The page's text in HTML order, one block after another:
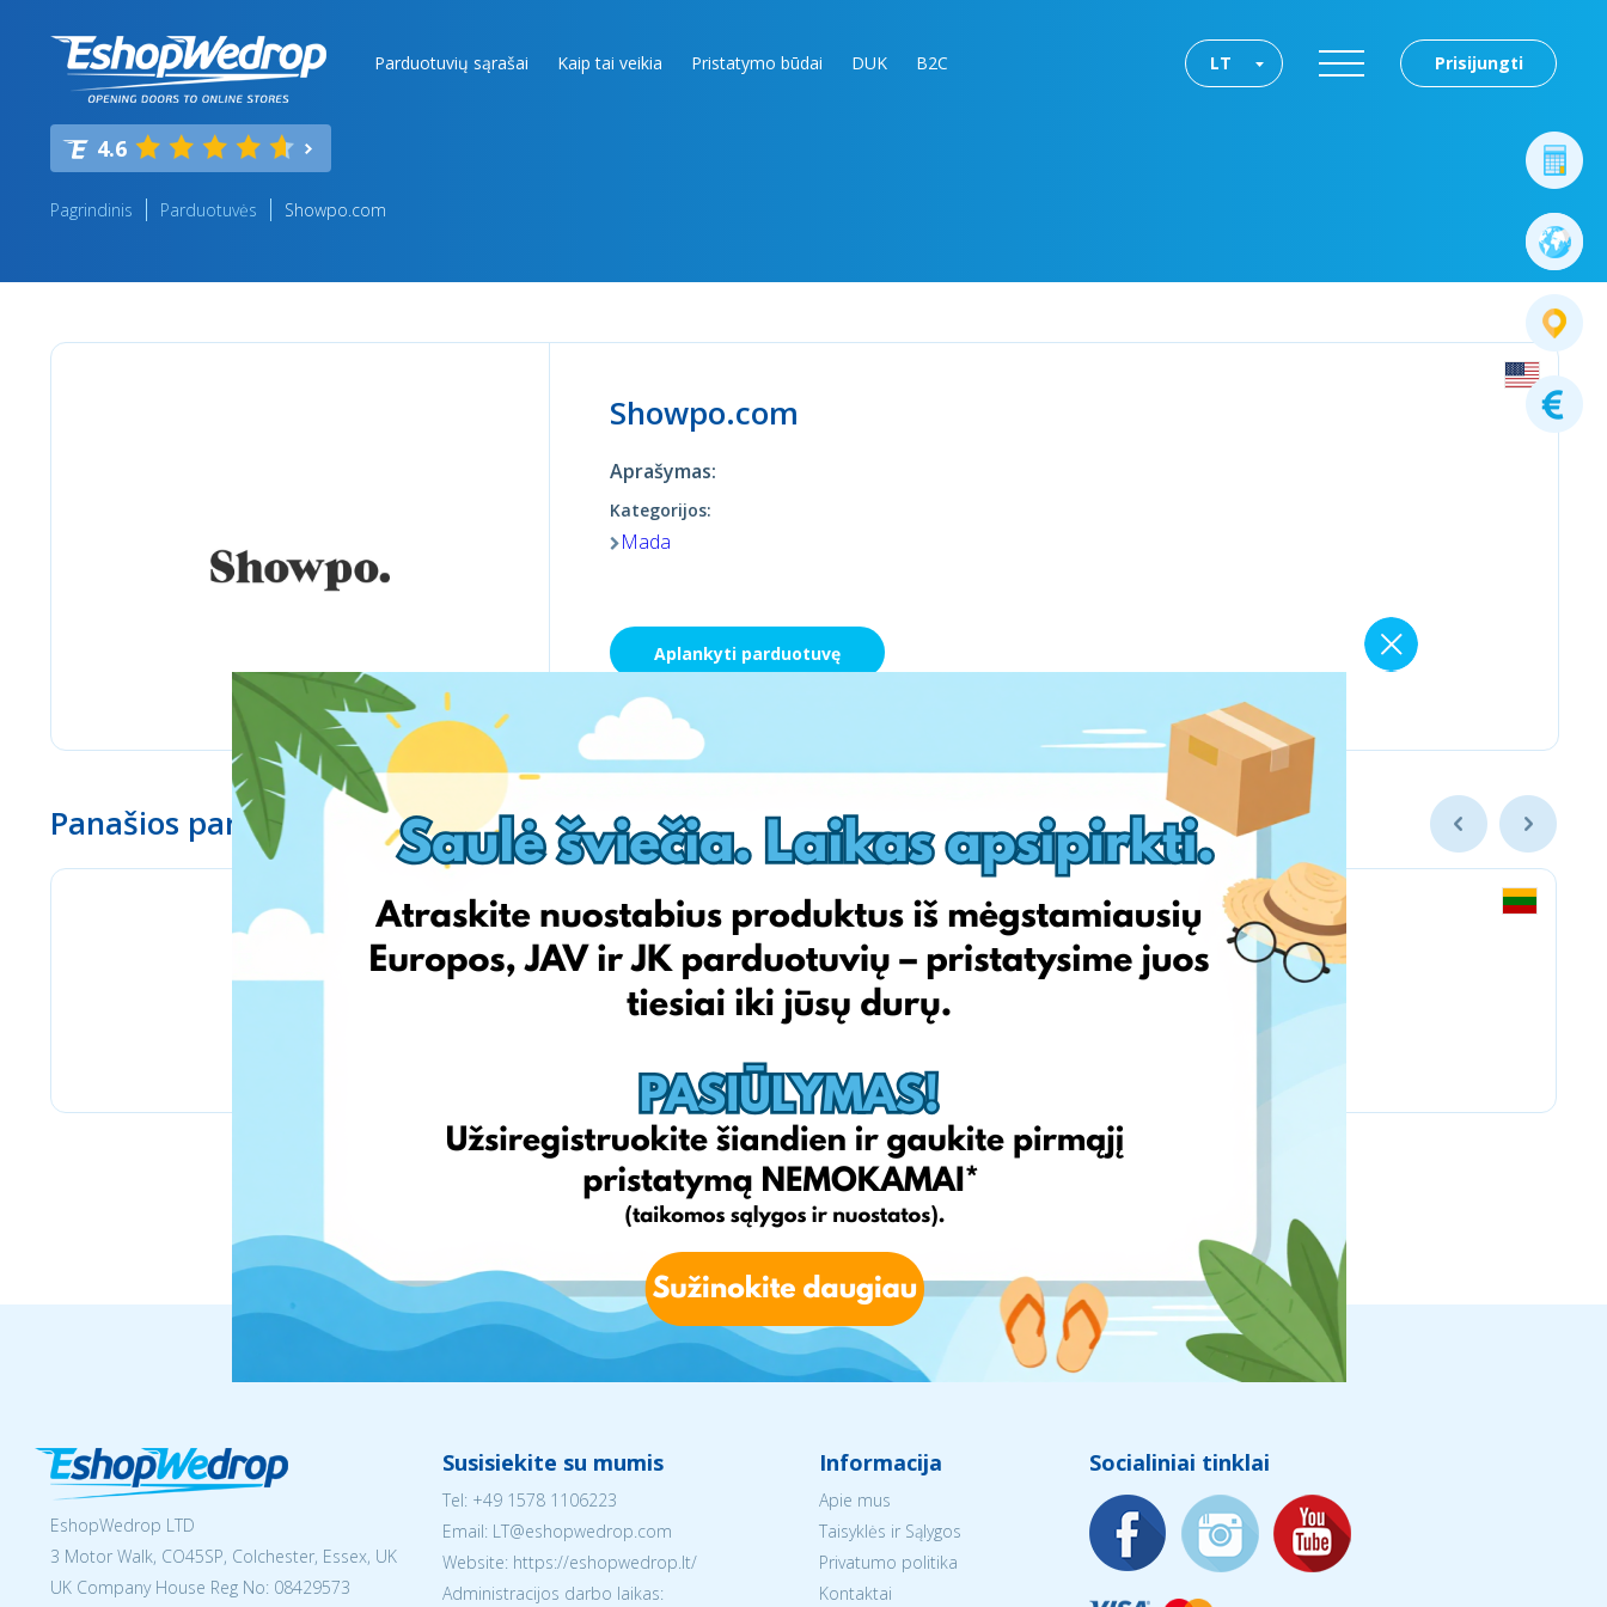
Parduotuvių sąrašai Kaip tai veikia Pristatymo būdai DUK B2C Prisijungti
LT
4.6
Pagrindinis Parduotuvės Showpo.com
Showpo.com
Aprašymas:
Kategorijos:
Mada
Aplankyti parduotuvę
Panašios parduotuvės
EshopWedrop LTD
3 Motor Walk, CO45SP, Colchester, Essex, UK
UK Company House Reg No: 08429573
Susisiekite su mumis
Tel: +49 1578 1106223
Email: LT@eshopwedrop.com
Website: https://eshopwedrop.lt/
Administracijos darbo laikas:
Informacija
Apie mus
Taisyklės ir Sąlygos
Privatumo politika
Kontaktai
Socialiniai tinklai